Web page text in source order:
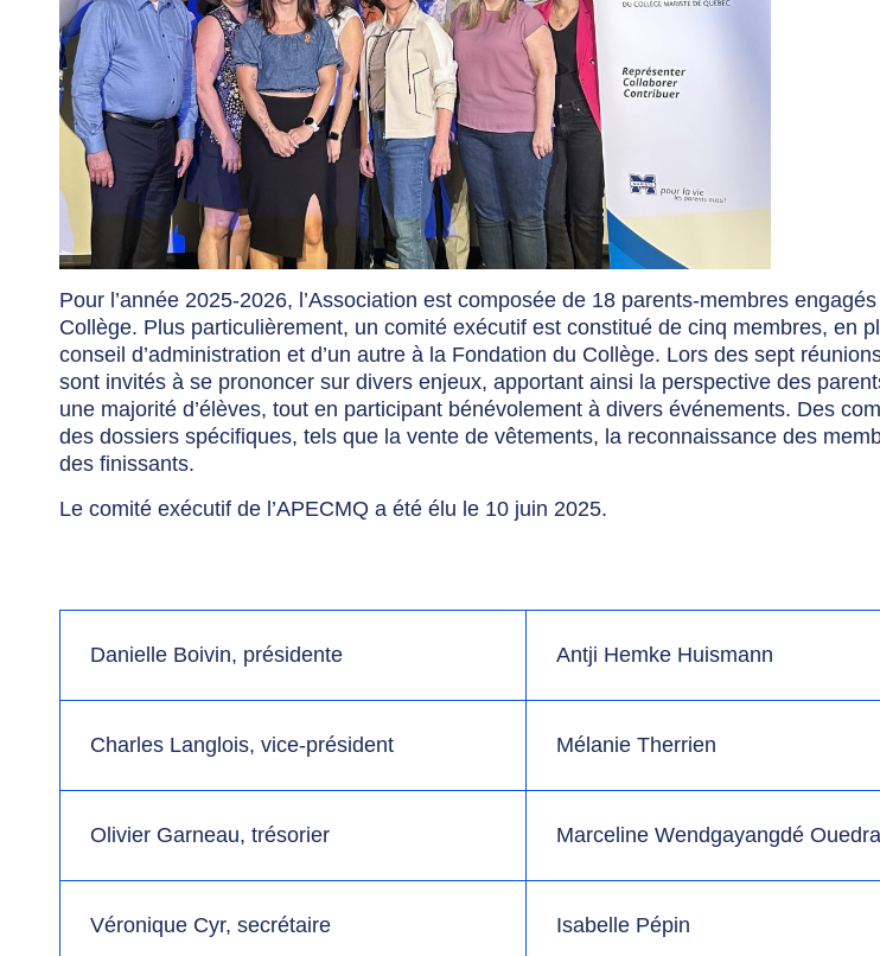
Pour l’année 2025-2026, l’Association est composée de 18 parents-membres
Collège. Plus particulièrement, un comité exécutif est constitué de cinq membres, en
conseil d’administration et d’un autre à la Fondation du Collège. Lors des sept
sont invités à se prononcer sur divers enjeux, apportant ainsi la perspective des
une majorité d’élèves, tout en participant bénévolement à divers événements. Des
des dossiers spécifiques, tels que la vente de vêtements, la reconnaissance des
des finissants.
Le comité exécutif de l’APECMQ a été élu le 10 juin 2025.
Danielle Boivin, présidente Antji Hemke Huismann
Charles Langlois, vice-président Mélanie Therrien
Olivier Garneau, trésorier Marceline Wendgayangdé
Véronique Cyr, secrétaire Isabelle Pépin